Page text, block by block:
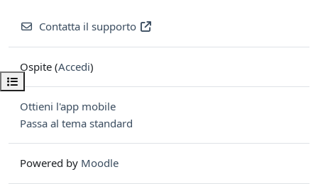
Apri indice del corso
Contatta il supporto
Ospite (Accedi)
Ottieni l'app mobile
Passa al tema standard
Powered by Moodle